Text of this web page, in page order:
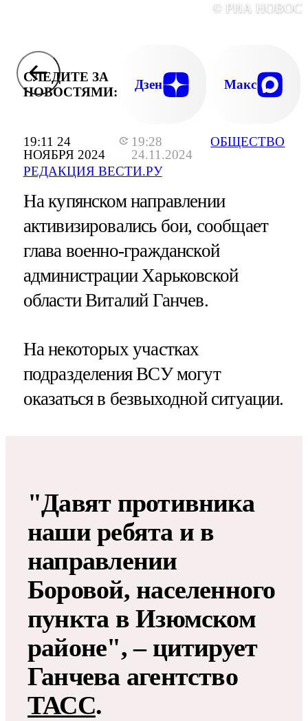
19:11 24
НОЯБРЯ 2024
19:28
24.11.2024
РЕДАКЦИЯ ВЕСТИ.РУ
ОБЩЕСТВО
© РИА
СЛЕДИТЕ ЗА
НОВОСТЯМИ:
Дзен Макс
На купянском направлении
активизировались бои, сообщает
глава военно-гражданской
администрации Харьковской
области Виталий Ганчев.
На некоторых участках
подразделения ВСУ могут
оказаться в безвыходной ситуации.
"Давят противника
наши ребята и в
направлении
Боровой, населенного
пункта в Изюмском
районе", – цитирует
Ганчева агентство
ТАСС.